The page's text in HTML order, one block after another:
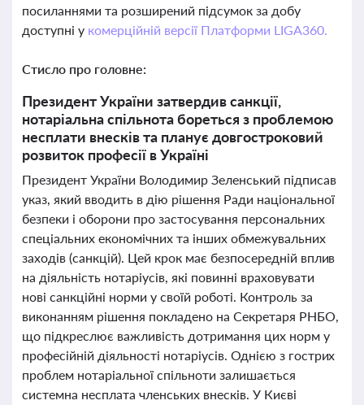
посиланнями та розширений підсумок за добу
доступні у комерційній версії Платформи LIGA360.
Стисло про головне:
Президент України затвердив санкції,
нотаріальна спільнота бореться з проблемою
несплати внесків та планує довгостроковий
розвиток професії в Україні
Президент України Володимир Зеленський підписав
указ, який вводить в дію рішення Ради національної
безпеки і оборони про застосування персональних
спеціальних економічних та інших обмежувальних
заходів (санкцій). Цей крок має безпосередній вплив
на діяльність нотаріусів, які повинні враховувати
нові санкційні норми у своїй роботі. Контроль за
виконанням рішення покладено на Секретаря РНБО,
що підкреслює важливість дотримання цих норм у
професійній діяльності нотаріусів. Однією з гострих
проблем нотаріальної спільноти залишається
системна несплата членських внесків. У Києві